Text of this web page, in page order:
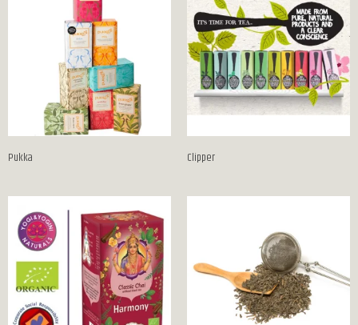
Pukka Clipper